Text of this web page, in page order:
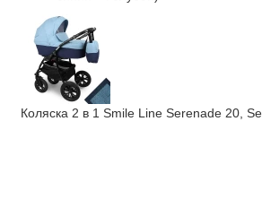
Коляска 2 в 1 Smile Line Serenade 20,